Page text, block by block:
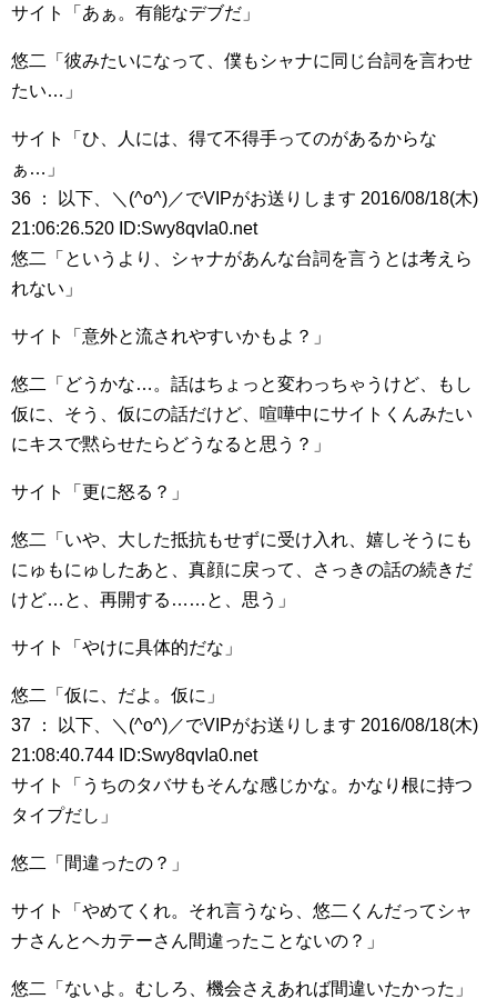
サイト「あぁ。有能なデブだ」
悠二「彼みたいになって、僕もシャナに同じ台詞を言わせ
たい…」
サイト「ひ、人には、得て不得手ってのがあるからな
ぁ…」
36 ： 以下、＼(^o^)／でVIPがお送りします 2016/08/18(木)
21:06:26.520 ID:Swy8qvIa0.net
悠二「というより、シャナがあんな台詞を言うとは考えら
れない」
サイト「意外と流されやすいかもよ？」
悠二「どうかな…。話はちょっと変わっちゃうけど、もし
仮に、そう、仮にの話だけど、喧嘩中にサイトくんみたい
にキスで黙らせたらどうなると思う？」
サイト「更に怒る？」
悠二「いや、大した抵抗もせずに受け入れ、嬉しそうにも
にゅもにゅしたあと、真顔に戻って、さっきの話の続きだ
けど…と、再開する……と、思う」
サイト「やけに具体的だな」
悠二「仮に、だよ。仮に」
37 ： 以下、＼(^o^)／でVIPがお送りします 2016/08/18(木)
21:08:40.744 ID:Swy8qvIa0.net
サイト「うちのタバサもそんな感じかな。かなり根に持つ
タイプだし」
悠二「間違ったの？」
サイト「やめてくれ。それ言うなら、悠二くんだってシャ
ナさんとヘカテーさん間違ったことないの？」
悠二「ないよ。むしろ、機会さえあれば間違いたかった」